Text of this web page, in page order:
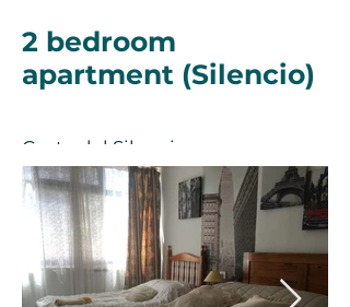
2 bedroom
apartment (Silencio)
Costa del Silencio
40€ / dienā